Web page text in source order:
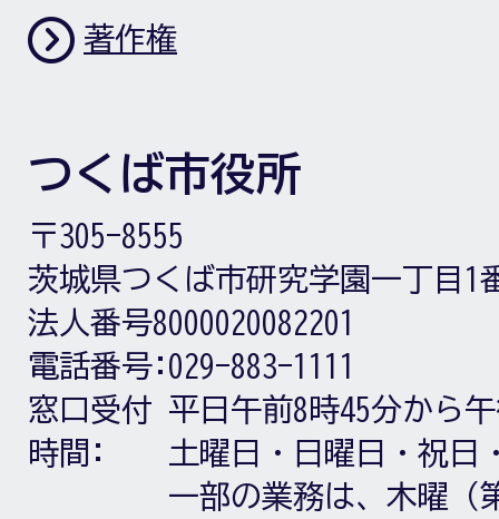
著作権
つくば市役所
〒305-8555
茨城県つくば市研究学園一丁目1
法人番号8000020082201
電話番号: 029-883-1111
窓口受付
時間:
平日午前8時45分から
土曜日・日曜日・祝日
一部の業務は、木曜（